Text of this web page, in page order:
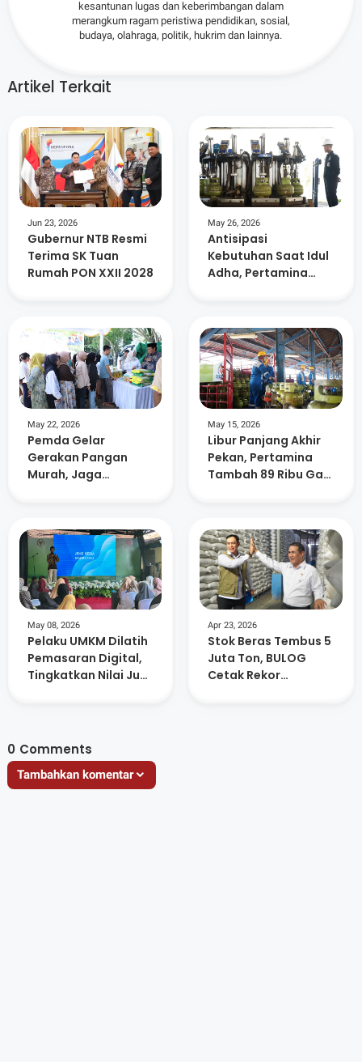
kesantunan lugas dan keberimbangan dalam
merangkum ragam peristiwa pendidikan, sosial,
budaya, olahraga, politik, hukrim dan lainnya.
Artikel Terkait
Jun 23, 2026
Gubernur NTB Resmi
Terima SK Tuan
Rumah PON XXII 2028
May 26, 2026
Antisipasi
Kebutuhan Saat Idul
Adha, Pertamina
NTB
May 22, 2026
Pemda Gelar
Gerakan Pangan
Murah, Jaga
May 15, 2026
Libur Panjang Akhir
Pekan, Pertamina
Tambah 89 Ribu Gas
May 08, 2026
Pelaku UMKM Dilatih
Pemasaran Digital,
Tingkatkan Nilai Jual
Apr 23, 2026
Stok Beras Tembus 5
Juta Ton, BULOG
Cetak Rekor
0 Comments
Tambahkan komentar